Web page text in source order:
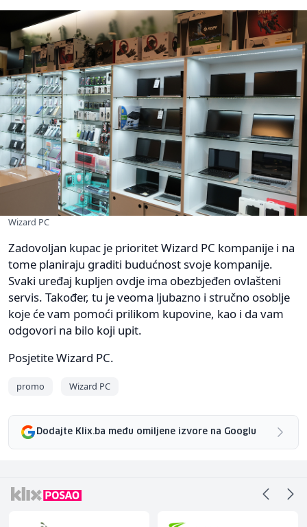
Wizard PC
Zadovoljan kupac je prioritet Wizard PC kompanije i na
tome planiraju graditi budućnost svoje kompanije.
Svaki uređaj kupljen ovdje ima obezbjeđen ovlašteni
servis. Također, tu je veoma ljubazno i stručno osoblje
koje će vam pomoći prilikom kupovine, kao i da vam
odgovori na bilo koji upit.
Posjetite Wizard PC.
promo Wizard PC
Dodajte Klix.ba među omiljene izvore na Googlu